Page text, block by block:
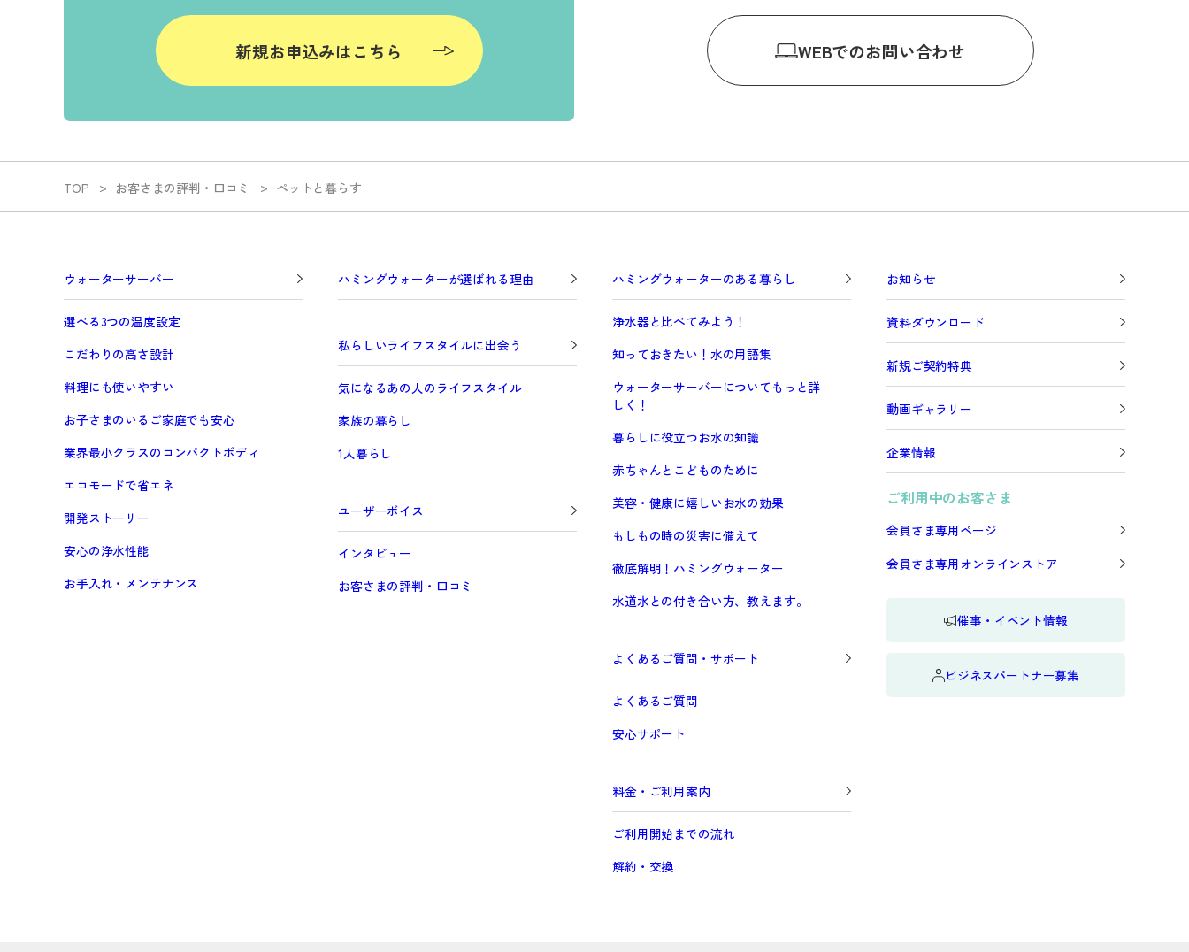
新規お申込みはこちら WEBでのお問い合わせ
TOP お客さまの評判・口コミ ペットと暮らす
ウォーターサーバー
選べる3つの温度設定
こだわりの高さ設計
料理にも使いやすい
お子さまのいるご家庭でも安心
業界最小クラスのコンパクトボディ
エコモードで省エネ
開発ストーリー
安心の浄水性能
お手入れ・メンテナンス
ハミングウォーターが選ばれる理由
私らしいライフスタイルに出会う
気になるあの人のライフスタイル
家族の暮らし
1人暮らし
ユーザーボイス
インタビュー
お客さまの評判・口コミ
ハミングウォーターのある暮らし
浄水器と比べてみよう！
知っておきたい！水の用語集
ウォーターサーバーについてもっと詳
しく！
暮らしに役立つお水の知識
赤ちゃんとこどものために
美容・健康に嬉しいお水の効果
もしもの時の災害に備えて
徹底解明！ハミングウォーター
水道水との付き合い方、教えます。
よくあるご質問・サポート
よくあるご質問
安心サポート
料金・ご利用案内
ご利用開始までの流れ
解約・交換
お知らせ
資料ダウンロード
新規ご契約特典
動画ギャラリー
企業情報
ご利用中のお客さま
会員さま専用ページ
会員さま専用オンラインストア
催事・イベント情報
ビジネスパートナー募集